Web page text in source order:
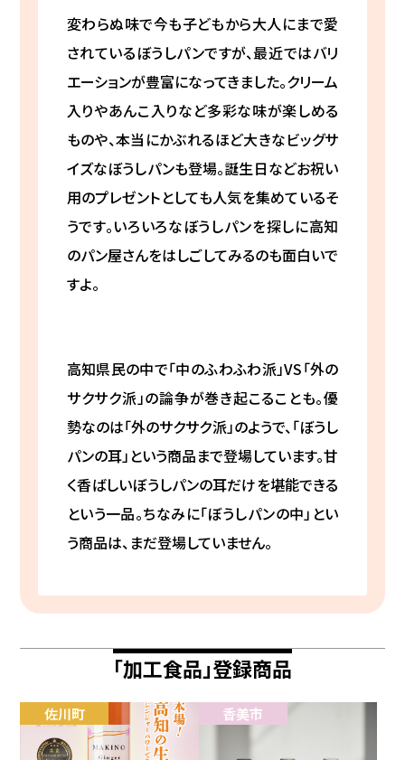
変わらぬ味で今も子どもから大人にまで愛
されているぼうしパンですが、最近ではバリ
エーションが豊富になってきました。クリーム
入りやあんこ入りなど多彩な味が楽しめる
ものや、本当にかぶれるほど大きなビッグサ
イズなぼうしパンも登場。誕生日などお祝い
用のプレゼントとしても人気を集めているそ
うです。いろいろなぼうしパンを探しに高知
のパン屋さんをはしごしてみるのも面白いで
すよ。
高知県民の中で「中のふわふわ派」VS「外の
サクサク派」の論争が巻き起こることも。優
勢なのは「外のサクサク派」のようで、「ぼうし
パンの耳」という商品まで登場しています。甘
く香ばしいぼうしパンの耳だけを堪能できる
という一品。ちなみに「ぼうしパンの中」とい
う商品は、まだ登場していません。
「加工食品」登録商品
佐川町 香美市